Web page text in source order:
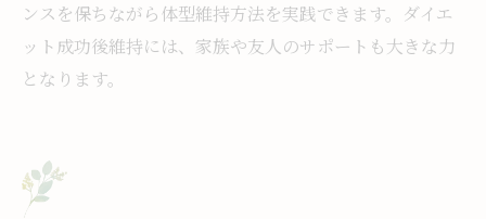
ンスを保ちながら体型維持方法を実践できます。ダイエ
ット成功後維持には、家族や友人のサポートも大きな力
となります。